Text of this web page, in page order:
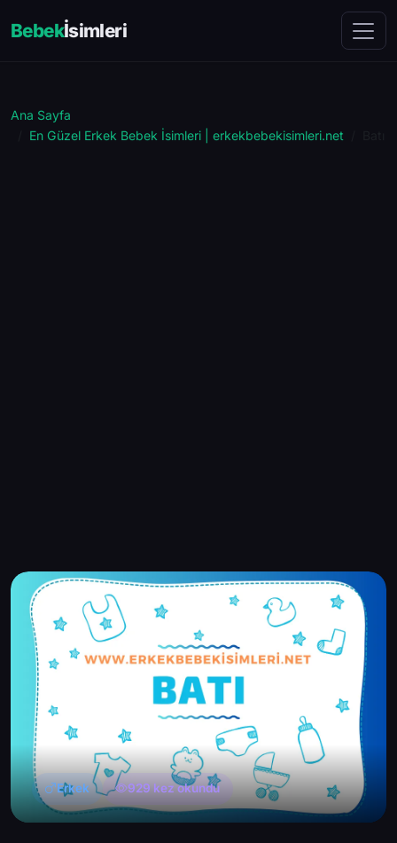
Bebekİsimleri
Ana Sayfa
En Güzel Erkek Bebek İsimleri | erkekbebekisimleri.net
Erkek 929 kez okundu